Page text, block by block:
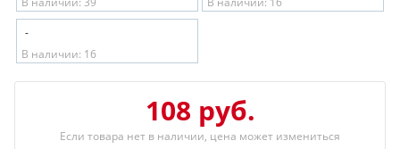
-
В наличии: 16
108 руб.
Если товара нет в наличии, цена может измениться